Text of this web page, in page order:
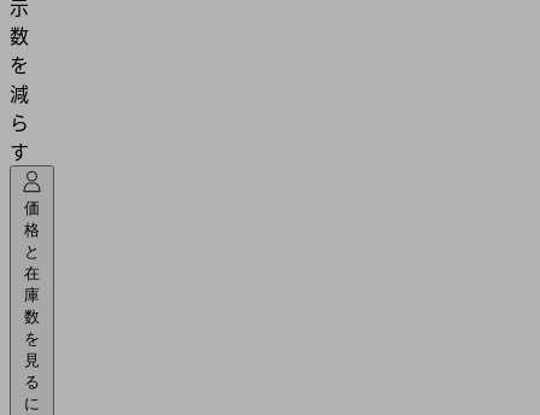
示
数
を
減
ら
す
価
格
と
在
庫
数
を
見
る
に